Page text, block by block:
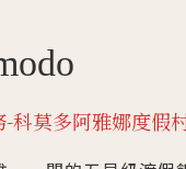
科莫多阿雅娜度假